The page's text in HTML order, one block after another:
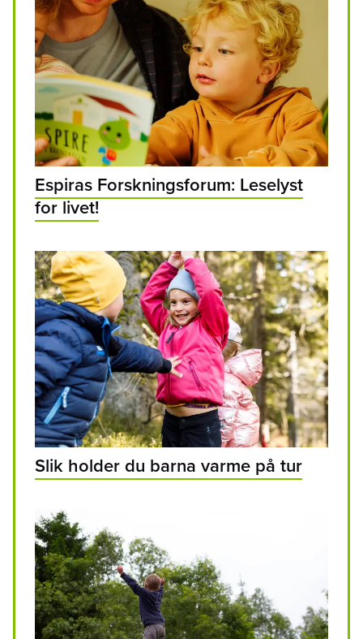
Espiras Forskningsforum: Leselyst
for livet!
Slik holder du barna varme på tur